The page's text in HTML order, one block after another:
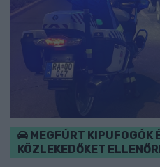
MEGFÚRT KIPUFOGÓK
KÖZLEKEDŐKET